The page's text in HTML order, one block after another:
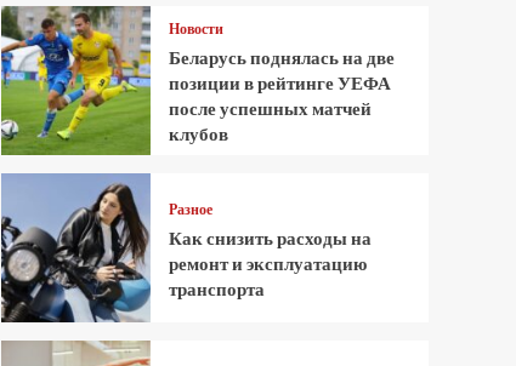
Новости
Беларусь поднялась на две
позиции в рейтинге УЕФА
после успешных матчей
клубов
Разное
Как снизить расходы на
ремонт и эксплуатацию
транспорта